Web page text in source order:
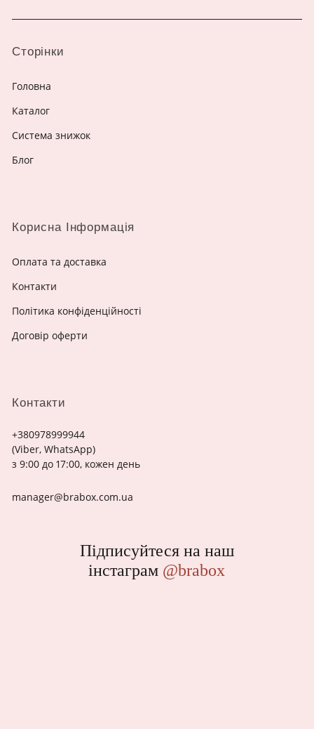
Контакти
+380978999944
(Viber, WhatsApp)
з 9:00 до 17:00, кожен день
manager@brabox.com.ua
Сторінки
Головна
Каталог
Система знижок
Блог
Корисна Інформація
Оплата та доставка
Контакти
Політика конфіденційності
Договір оферти
Підписуйтеся на наш
інстаграм @brabox